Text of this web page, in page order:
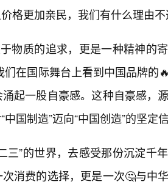
格更加亲民，我们有什么理由不
物质的追求，更是一种精神的
们在国际舞台上看到中国品牌的
起一股自豪感。这种自豪感，
国制造”迈向“中国创造”的坚定信
三”的世界，去感受那份沉淀千
消费的选择，更是一次🤔与中华